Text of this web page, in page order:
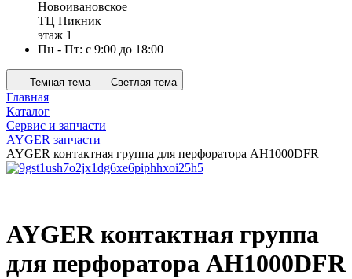
Новоивановское
ТЦ Пикник
этаж 1
Пн - Пт: с 9:00 до 18:00
Темная тема Светлая тема
Главная
Каталог
Сервис и запчасти
AYGER запчасти
AYGER контактная группа для перфоратора AH1000DFR
AYGER контактная группа
для перфоратора AH1000DFR